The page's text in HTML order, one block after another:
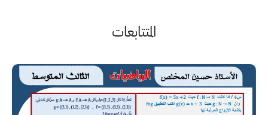
المتتابعات